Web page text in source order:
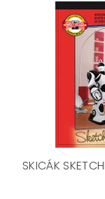
SKICÁK